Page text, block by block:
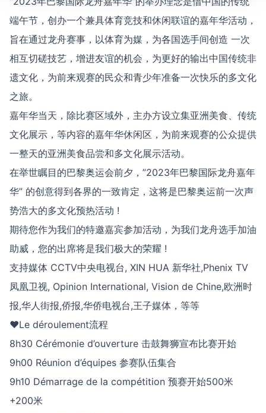
端午节，创办一个兼具体育竞技和休闲联谊的嘉年华活动，
旨在通过龙舟赛事，以体育为媒，为各国选手间创造 一次
相互切磋技艺，增进友谊的机会，为更好的输出中国传统非
遗文化，为前来观赛的民众和青少年准备一次快乐的多文化
之旅。
嘉年华当天，除比赛区域外，主办方设立集亚洲美食、传统
文化展示，等内容的嘉年华休闲区，为前来观赛的公众提供
一整天的亚洲美食品尝和多文化展示活动。
在举世瞩目的巴黎奥运会前夕，”2023年巴黎国际龙舟嘉年
华” 的创意得到各界的一致肯定，这将是巴黎奥运前一次声
势浩大的多文化预热活动 !
期待您作为我们的特邀嘉宾参加活动，为我们龙舟选手加油
助威，您的出席将是我们极大的荣耀 !
支持媒体 CCTV中央电视台, XIN HUA 新华社,Phenix TV
凤凰卫视, Opinion International, Vision de Chine,欧洲时
报,华人街报,侨报,华侨电视台,王子媒体，等等
♥Le déroulement流程
8h30 Cérémonie d’ouverture 击⿎舞狮宣布⽐赛开始
9h00 Réunion d’équipes 参赛队伍集合
9h10 Démarrage de la compétition 预赛开始500⽶
+200⽶